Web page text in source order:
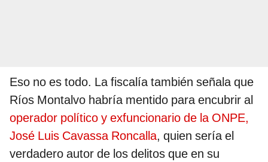
Eso no es todo. La fiscalía también señala que
Ríos Montalvo habría mentido para encubrir al
operador político y exfuncionario de la ONPE,
José Luis Cavassa Roncalla, quien sería el
verdadero autor de los delitos que en su